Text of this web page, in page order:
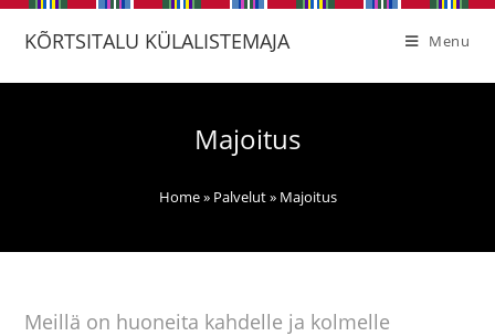
KÕRTSITALU KÜLALISTEMAJA Menu
Majoitus
Home» Palvelut» Majoitus
Meillä on huoneita kahdelle ja kolmelle